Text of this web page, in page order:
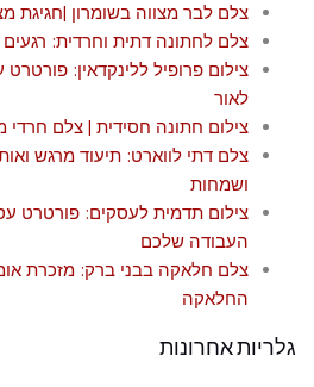
צלם לבר מצווה בשומרון |חגיגת
צלם לחתונה דתית וחרדית:
צילום פרופיל ללינקדאין:
לאור
צילום חתונה חסידית | צלם
צלם דתי לווארט: תיעוד מרגש
ושמחות
צילום תדמית לעסקים: פורטרט
העבודה שלכם
צלם חלאקה בבני ברק: מזכרת
החלאקה
גלריות אחרונות